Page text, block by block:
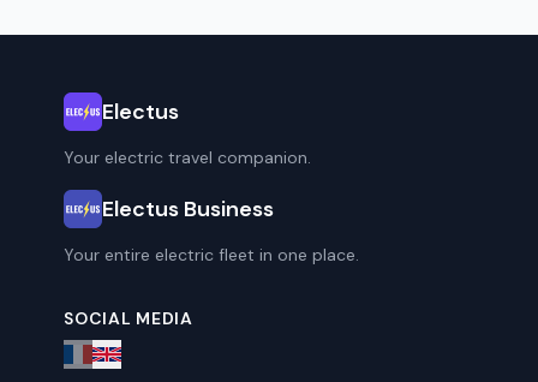
Electus
Your electric travel companion.
Electus Business
Your entire electric fleet in one place.
SOCIAL MEDIA